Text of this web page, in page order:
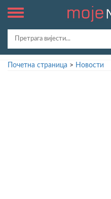
Почетна страница > Новости